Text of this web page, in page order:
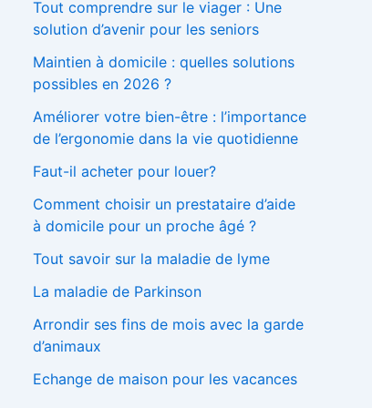
Tout comprendre sur le viager : Une
solution d’avenir pour les seniors
Maintien à domicile : quelles solutions
possibles en 2026 ?
Améliorer votre bien-être : l’importance
de l’ergonomie dans la vie quotidienne
Faut-il acheter pour louer?
Comment choisir un prestataire d’aide
à domicile pour un proche âgé ?
Tout savoir sur la maladie de lyme
La maladie de Parkinson
Arrondir ses fins de mois avec la garde
d’animaux
Echange de maison pour les vacances